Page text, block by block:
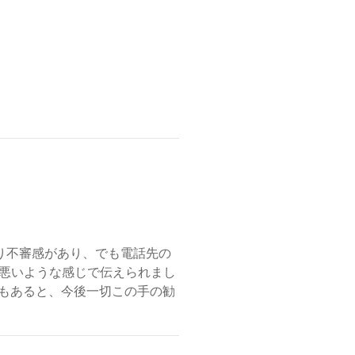
審感があり、でも電話先の
いような感じで伝えられまし
あると、今後一切この手の勧